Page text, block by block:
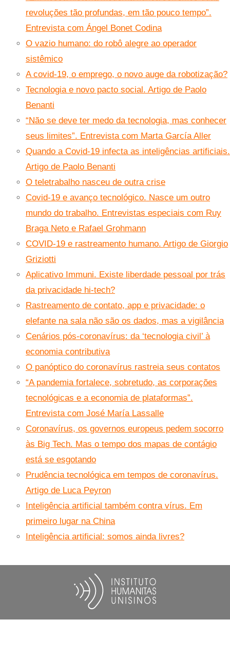
revoluções tão profundas, em tão pouco tempo”.
Entrevista com Ángel Bonet Codina
O vazio humano: do robô alegre ao operador
sistêmico
A covid-19, o emprego, o novo auge da robotização?
Tecnologia e novo pacto social. Artigo de Paolo
Benanti
“Não se deve ter medo da tecnologia, mas conhecer
seus limites”. Entrevista com Marta García Aller
Quando a Covid-19 infecta as inteligências artificiais.
Artigo de Paolo Benanti
O teletrabalho nasceu de outra crise
Covid-19 e avanço tecnológico. Nasce um outro
mundo do trabalho. Entrevistas especiais com Ruy
Braga Neto e Rafael Grohmann
COVID-19 e rastreamento humano. Artigo de Giorgio
Griziotti
Aplicativo Immuni. Existe liberdade pessoal por trás
da privacidade hi-tech?
Rastreamento de contato, app e privacidade: o
elefante na sala não são os dados, mas a vigilância
Cenários pós-coronavírus: da ‘tecnologia civil’ à
economia contributiva
O panóptico do coronavírus rastreia seus contatos
“A pandemia fortalece, sobretudo, as corporações
tecnológicas e a economia de plataformas”.
Entrevista com José María Lassalle
Coronavírus, os governos europeus pedem socorro
às Big Tech. Mas o tempo dos mapas de contágio
está se esgotando
Prudência tecnológica em tempos de coronavírus.
Artigo de Luca Peyron
Inteligência artificial também contra vírus. Em
primeiro lugar na China
Inteligência artificial: somos ainda livres?